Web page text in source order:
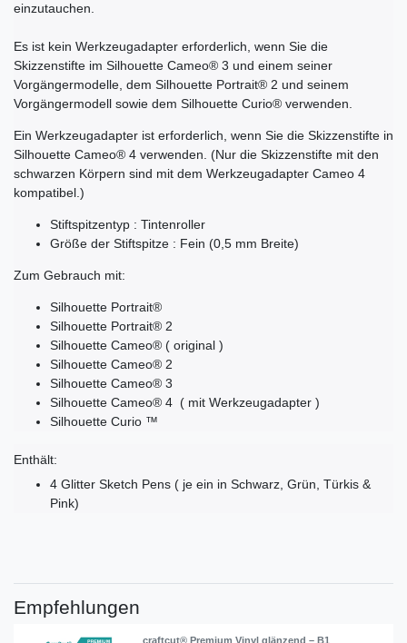
einzutauchen.
Es ist kein Werkzeugadapter erforderlich, wenn Sie die
Skizzenstifte im Silhouette Cameo® 3 und einem seiner
Vorgängermodelle, dem Silhouette Portrait® 2 und seinem
Vorgängermodell sowie dem Silhouette Curio® verwenden.
Ein Werkzeugadapter ist erforderlich, wenn Sie die Skizzenstifte in
Silhouette Cameo® 4 verwenden. (Nur die Skizzenstifte mit den
schwarzen Körpern sind mit dem Werkzeugadapter Cameo 4
kompatibel.)
Stiftspitzentyp : Tintenroller
Größe der Stiftspitze : Fein (0,5 mm Breite)
Zum Gebrauch mit:
Silhouette Portrait®
Silhouette Portrait® 2
Silhouette Cameo® ( original )
Silhouette Cameo® 2
Silhouette Cameo® 3
Silhouette Cameo® 4 ( mit Werkzeugadapter )
Silhouette Curio ™
Enthält:
4 Glitter Sketch Pens ( je ein in Schwarz, Grün, Türkis &
Pink)
Empfehlungen
craftcut® Premium Vinyl glänzend – B1